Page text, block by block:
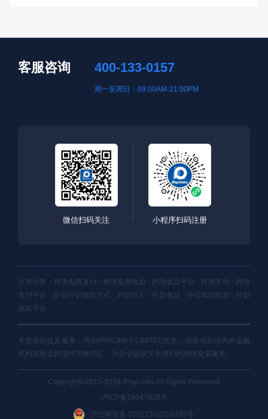
客服咨询 400-133-0157
周一至周日：09:00AM-21:00PM
微信扫码关注 小程序扫码注册
主营业务：跨境电商支付 · 跨境电商收款 · 跨境收款平台 · 跨境支付 · 跨境
支付平台 · 企业外贸收款方式 · 外贸结汇 · 外贸收款 · 外贸B2B收款 · 外贸
收款平台
本页面所提及服务，均由IPAYLINKS LIMITED负责，由合作的境内外金融
机构在资金跨境环节收结汇，为企业提供安全便利的跨境交易服务。
Copyright©2015-2026 iPayLinks All Rights Reserved
沪ICP备16047929号
沪公网安备 31011502018393号